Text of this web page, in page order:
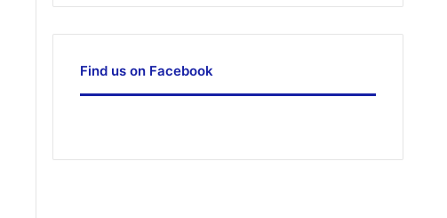
Find us on Facebook